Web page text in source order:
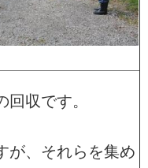
収です。
が、それらを集め